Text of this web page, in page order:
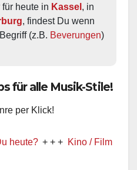
heute in Kassel
, findest Du wenn
(z.B. Beverungen)
für alle Musik-Stile!
per Klick!
+ + + Kino / Film + + +